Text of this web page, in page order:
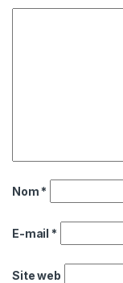
Nom *
E-mail *
Site web